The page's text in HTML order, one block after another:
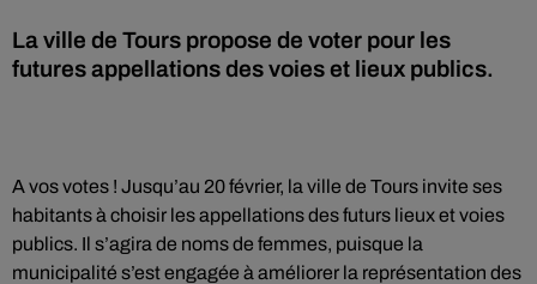
La ville de Tours propose de voter pour les
futures appellations des voies et lieux publics.
A vos votes ! Jusqu’au 20 février, la ville de Tours invite ses
habitants à choisir les appellations des futurs lieux et voies
publics. Il s’agira de noms de femmes, puisque la
municipalité s’est engagée à améliorer la représentation des